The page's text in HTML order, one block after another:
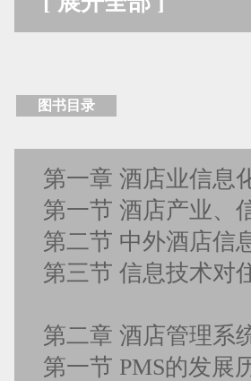
图书目录
第一章 酒店业信息
第一节 酒店产业、
第二节 中外酒店信
第三节 信息技术对
第二章 酒店管理系
第一节 PMS的发展